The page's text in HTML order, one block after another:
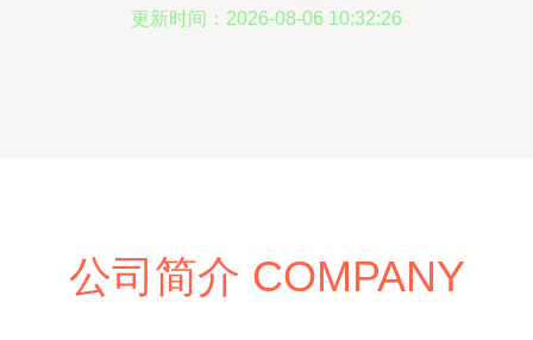
风口——聚焦信息技术咨询服务
更新时间：2026-08-06 10:32:26
公司简介 COMPANY